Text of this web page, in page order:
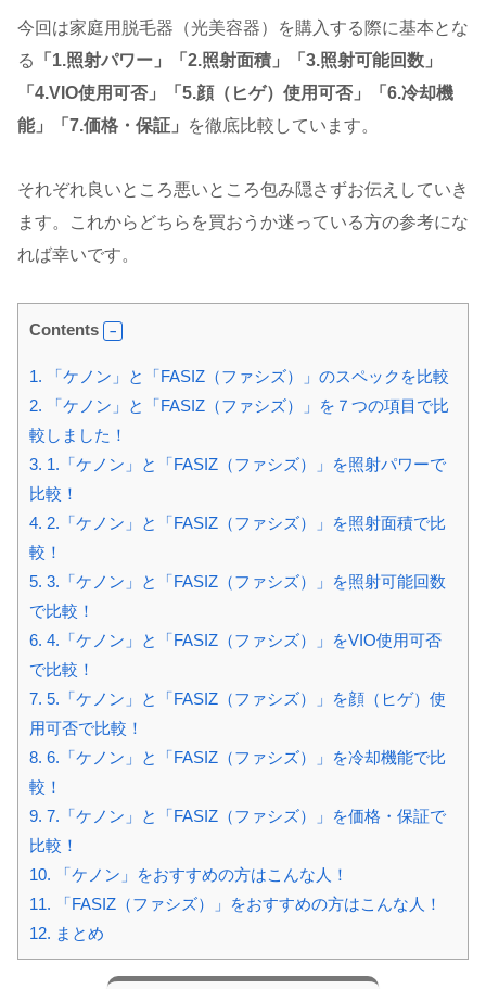
今回は家庭用脱毛器（光美容器）を購入する際に基本とな
る
「1.照射パワー」「2.照射面積」「3.照射可能回数」
「4.VIO使用可否」「5.顔（ヒゲ）使用可否」「6.冷却機
能」「7.価格・保証」
を徹底比較しています。
それぞれ良いところ悪いところ包み隠さずお伝えしていき
ます。これからどちらを買おうか迷っている方の参考にな
れば幸いです。
Contents
1. 「ケノン」と「FASIZ（ファシズ）」のスペックを比較
2. 「ケノン」と「FASIZ（ファシズ）」を７つの項目で比
較しました！
3. 1.「ケノン」と「FASIZ（ファシズ）」を照射パワーで
比較！
4. 2.「ケノン」と「FASIZ（ファシズ）」を照射面積で比
較！
5. 3.「ケノン」と「FASIZ（ファシズ）」を照射可能回数
で比較！
6. 4.「ケノン」と「FASIZ（ファシズ）」をVIO使用可否
で比較！
7. 5.「ケノン」と「FASIZ（ファシズ）」を顔（ヒゲ）使
用可否で比較！
8. 6.「ケノン」と「FASIZ（ファシズ）」を冷却機能で比
較！
9. 7.「ケノン」と「FASIZ（ファシズ）」を価格・保証で
比較！
10. 「ケノン」をおすすめの方はこんな人！
11. 「FASIZ（ファシズ）」をおすすめの方はこんな人！
12. まとめ